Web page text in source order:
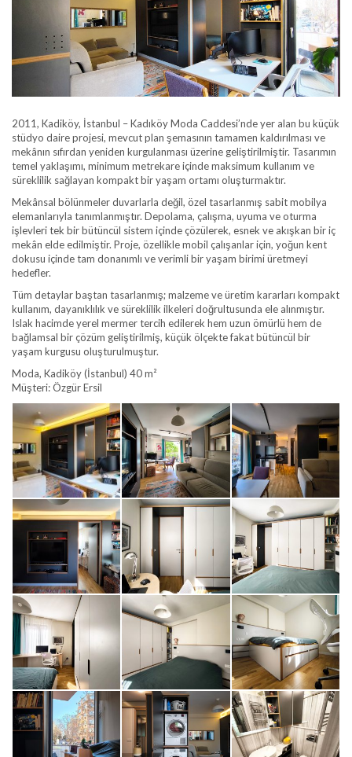
2011, Kadiköy, İstanbul – Kadıköy Moda Caddesi’nde yer alan bu küçük
stüdyo daire projesi, mevcut plan şemasının tamamen kaldırılması ve
mekânın sıfırdan yeniden kurgulanması üzerine geliştirilmiştir. Tasarımın
temel yaklaşımı, minimum metrekare içinde maksimum kullanım ve
süreklilik sağlayan kompakt bir yaşam ortamı oluşturmaktır.
Mekânsal bölünmeler duvarlarla değil, özel tasarlanmış sabit mobilya
elemanlarıyla tanımlanmıştır. Depolama, çalışma, uyuma ve oturma
işlevleri tek bir bütüncül sistem içinde çözülerek, esnek ve akışkan bir iç
mekân elde edilmiştir. Proje, özellikle mobil çalışanlar için, yoğun kent
dokusu içinde tam donanımlı ve verimli bir yaşam birimi üretmeyi
hedefler.
Tüm detaylar baştan tasarlanmış; malzeme ve üretim kararları kompakt
kullanım, dayanıklılık ve süreklilik ilkeleri doğrultusunda ele alınmıştır.
Islak hacimde yerel mermer tercih edilerek hem uzun ömürlü hem de
bağlamsal bir çözüm geliştirilmiş, küçük ölçekte fakat bütüncül bir
yaşam kurgusu oluşturulmuştur.
Moda, Kadiköy (İstanbul) 40 m²
Müşteri: Özgür Ersil